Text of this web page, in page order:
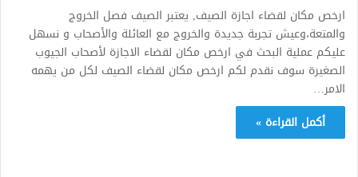
ارخص مكان لقضاء اجازة الصيف, يعتبر الصيف فصل الخروج
والمتعة،وعيش تجربة جديدة والخروج مع العائلة والأصحاب و نسهل
عليكم عملية البحث في ارخص مكان لقضاء الاجازة لأصحاب الجيوب
الصغيرة سوف نقدم لكم ارخص مكان لقضاء الصيف لكل من يهمه
الامر…
أكمل القراءة »